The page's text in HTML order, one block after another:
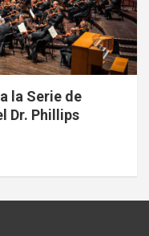
la Serie de
Dr. Phillips